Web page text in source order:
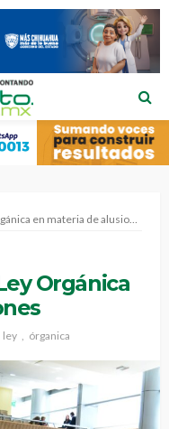
en materia de alusiones
Orgánica
ley órganica